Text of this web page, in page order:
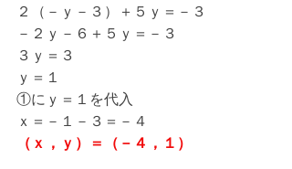
２（－ｙ－３）＋５ｙ＝－３
－２ｙ－６＋５ｙ＝－３
３ｙ＝３
ｙ＝１
①にｙ＝１を代入
ｘ＝－１－３＝－４
（ｘ，ｙ）＝（－４，１）